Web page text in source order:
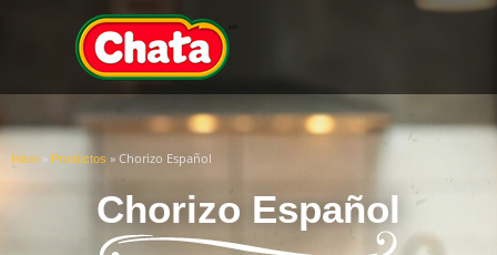
Inicio » Productos » Chorizo Español
Chorizo Español